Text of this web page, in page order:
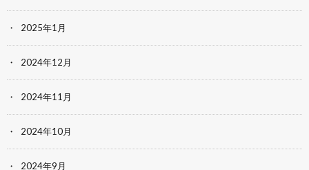
2025年1月
2024年12月
2024年11月
2024年10月
2024年9月